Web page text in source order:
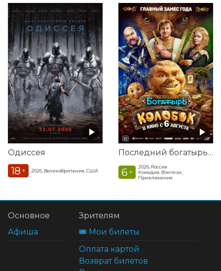
Одиссея
18 + 2026, Великобритания, США
Последний богатырь. Колобок
6 +
2026, Россия
Комедия, Фэнтези,
Приключения
Основное
Афиша
Зрителям
🎟️ Мои билеты
Оплата картой
Возврат билетов